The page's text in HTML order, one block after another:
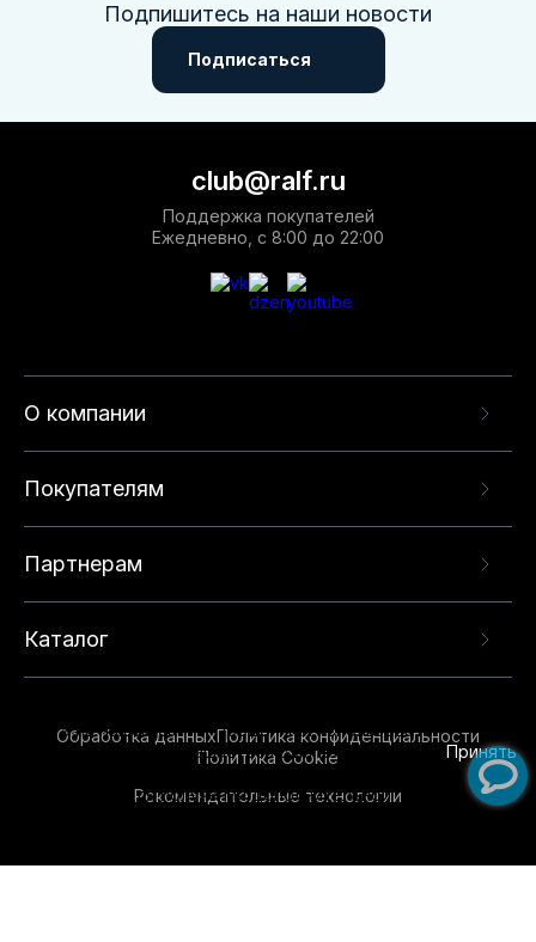
Подпишитесь на наши новости
Подписаться
О компании
Покупателям
Партнерам
Каталог
club@ralf.ru
Поддержка покупателей
Ежедневно, с 8:00 до 22:00
Обработка данныхПолитика конфиденциальности
Политика Cookie
Рекомендательные технологии
опыта на нашем сайте. Продолжая использовать
данный сайт, вы соглашаетесь с использованием
технологий. Для получения дополнительной
Принять